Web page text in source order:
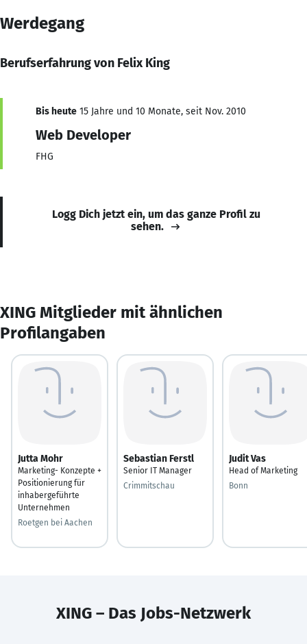
Werdegang
Berufserfahrung von Felix King
Bis heute 15 Jahre und 10 Monate, seit Nov. 2010
Web Developer
FHG
Logg Dich jetzt ein, um das ganze Profil zu
sehen.
XING Mitglieder mit ähnlichen
Profilangaben
Jutta Mohr
Marketing- Konzepte +
Positionierung für
inhabergeführte
Unternehmen
Roetgen bei Aachen
Sebastian Ferstl
Senior IT Manager
Crimmitschau
Judit Vas
Head of Marketing
Bonn
XING – Das Jobs-Netzwerk